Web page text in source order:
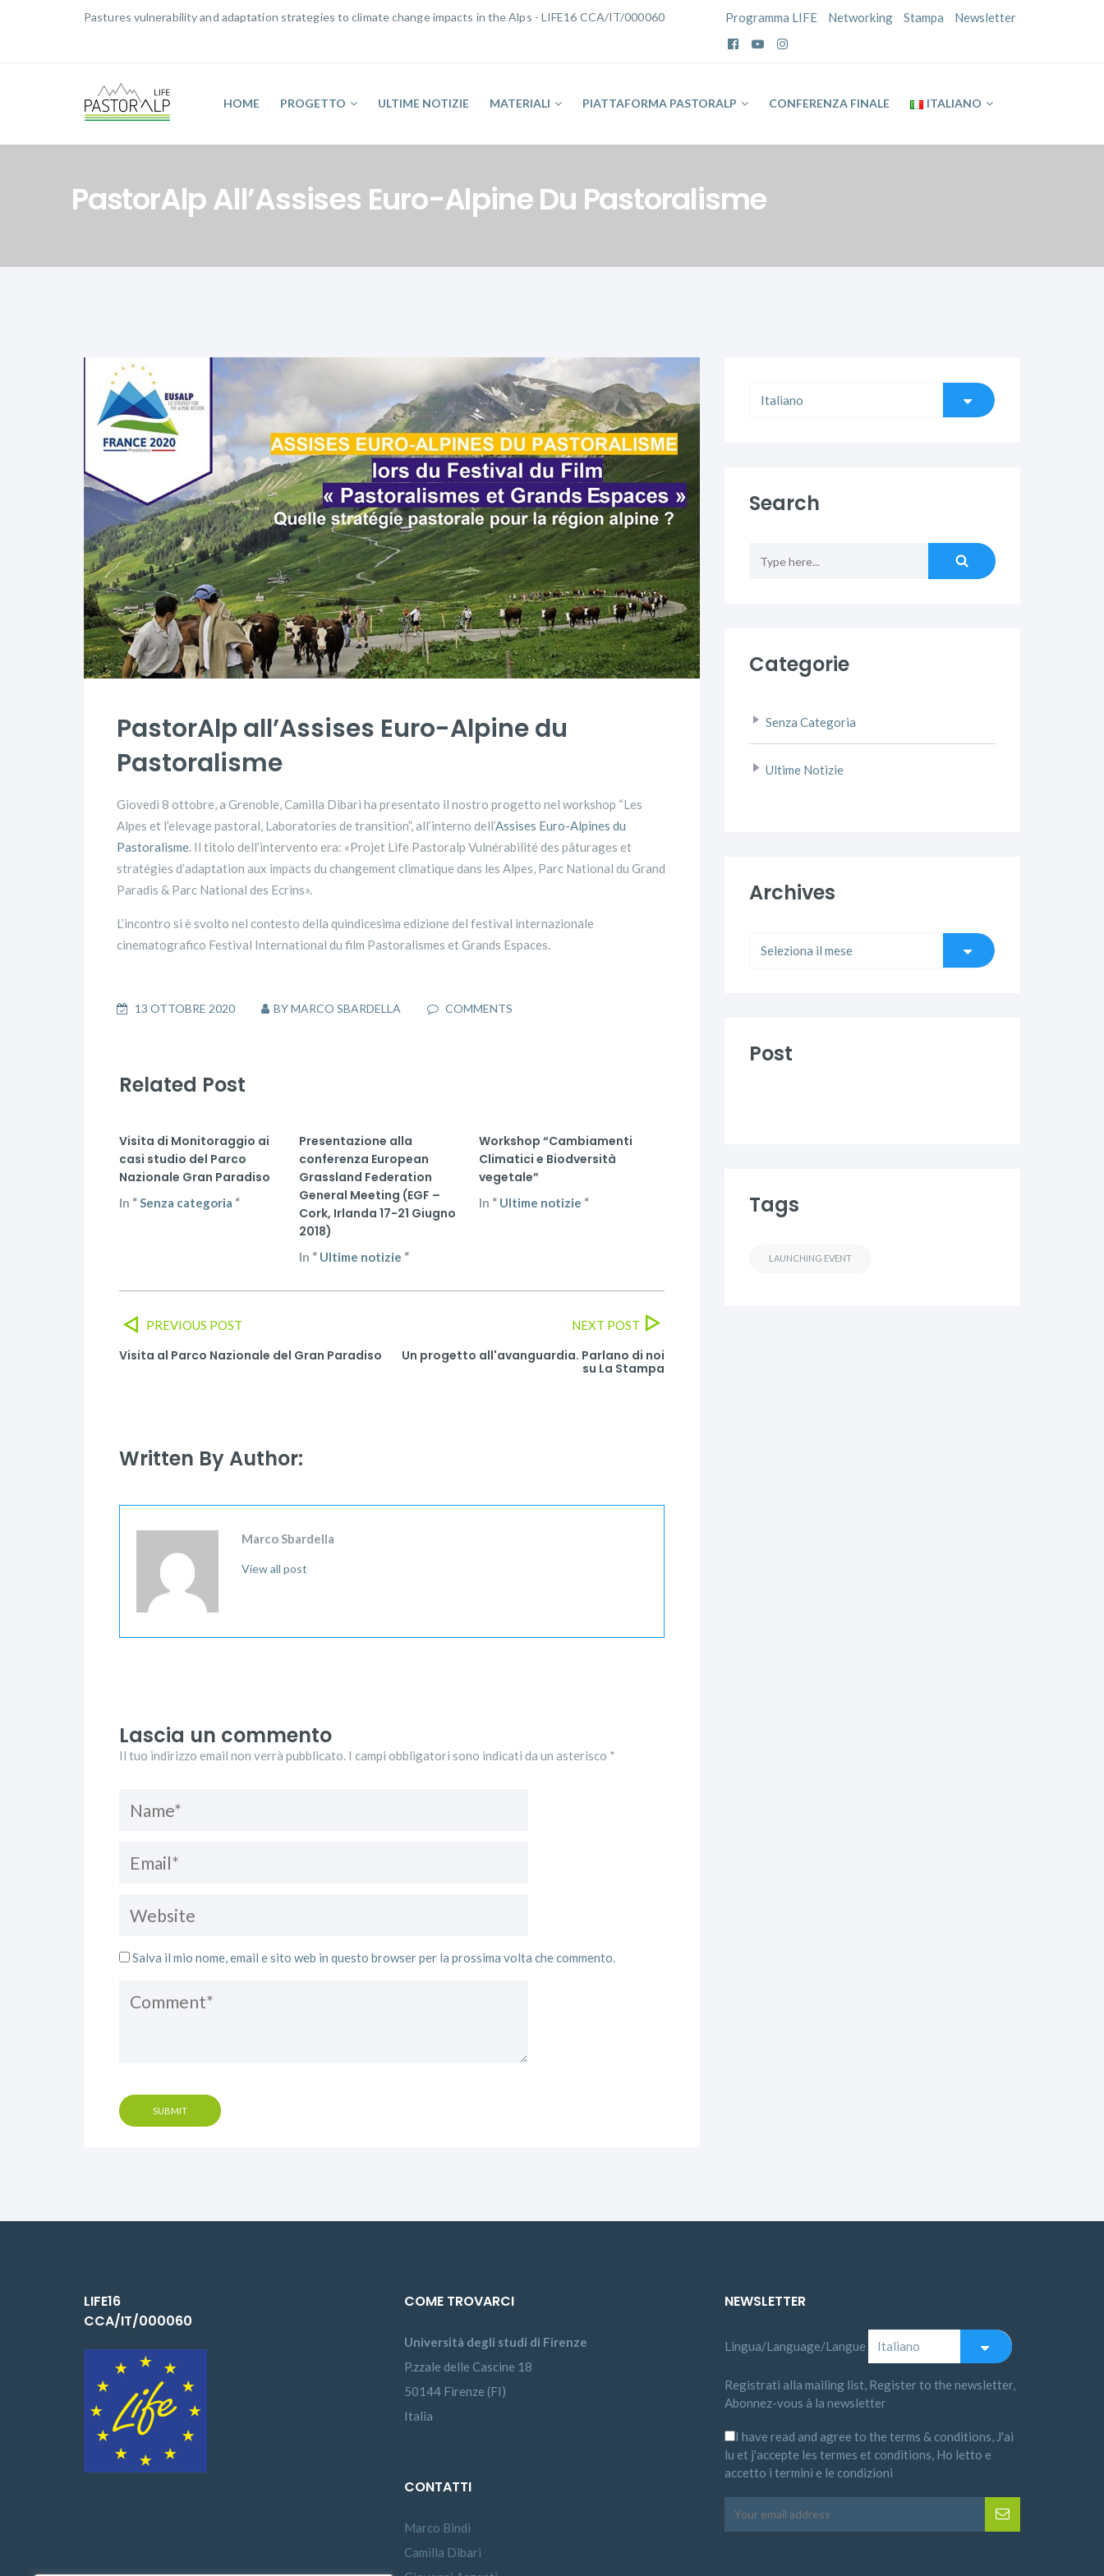
Pastures vulnerability and adaptation strategies to climate change impacts in the Alps - LIFE16 CCA/IT/000060 Programma LIFE Networking Stampa Newsletter
HOME PROGETTO ULTIME NOTIZIE MATERIALI PIATTAFORMA PASTORALP CONFERENZA FINALE ITALIANO
PastorAlp All’Assises Euro-Alpine Du Pastoralisme
PastorAlp all’Assises Euro-Alpine du
Pastoralisme
Giovedì 8 ottobre, a Grenoble, Camilla Dibari ha presentato il nostro progetto nel workshop “Les
Alpes et l’elevage pastoral, Laboratories de transition”, all’interno dell’Assises Euro-Alpines du
Pastoralisme. Il titolo dell’intervento era: «Projet Life Pastoralp Vulnérabilité des pâturages et
stratégies d’adaptation aux impacts du changement climatique dans les Alpes, Parc National du Grand
Paradis & Parc National des Ecrins».
L’incontro si è svolto nel contesto della quindicesima edizione del festival internazionale
cinematografico Festival International du film Pastoralismes et Grands Espaces.
13 OTTOBRE 2020 BYMARCO SBARDELLA COMMENTS
Related Post
Visita di Monitoraggio ai
casi studio del Parco
Nazionale Gran Paradiso
In “Senza categoria “
Presentazione alla
conferenza European
Grassland Federation
General Meeting (EGF –
Cork, Irlanda 17-21 Giugno
2018)
In “ Ultime notizie “
Workshop “Cambiamenti
Climatici e Biodversità
vegetale”
In “ Ultime notizie “
PREVIOUS POST
Visita al Parco Nazionale del Gran Paradiso
NEXT POST
Un progetto all'avanguardia. Parlano di noi
su La Stampa
Written By Author:
Marco Sbardella
View all post
Lascia un commento
Il tuo indirizzo email non verrà pubblicato. I campi obbligatori sono indicati da un asterisco *
Salva il mio nome, email e sito web in questo browser per la prossima volta che commento.
Search
Categorie
Senza Categoria
Ultime Notizie
Archives
Post
Tags
LAUNCHING EVENT
LIFE16
CCA/IT/000060
COME TROVARCI
Università degli studi di Firenze
P.zzale delle Cascine 18
50144 Firenze (FI)
Italia
CONTATTI
Marco Bindi
Camilla Dibari
NEWSLETTER
Lingua/Language/Langue
Registrati alla mailing list, Register to the newsletter,
Abonnez-vous à la newsletter
I have read and agree to the terms & conditions, J'ai
lu et j'accepte les termes et conditions, Ho letto e
accetto i termini e le condizioni